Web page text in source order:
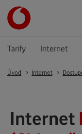
Tarify Internet
Úvod Internet
Internet